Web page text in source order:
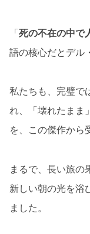
「死の不在の中で
語の核心だとデル
私たちも、完璧で
れ、「壊れたまま
を、この傑作から
まるで、長い旅の
新しい朝の光を浴
ました。